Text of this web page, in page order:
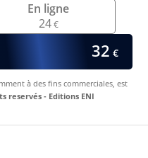
En ligne
24€
32 €
à des fins commerciales, est
reservés - Editions ENI